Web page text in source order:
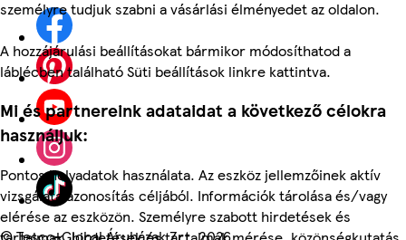
személyre tudjuk szabni a vásárlási élményedet az oldalon.
A hozzájárulási beállításokat bármikor módosíthatod a
láblécben található Süti beállítások linkre kattintva.
Mi és partnereink adataidat a következő célokra
használjuk:
Pontos helyadatok használata. Az eszköz jellemzőinek aktív
vizsgálata azonosítás céljából. Információk tárolása és/vagy
elérése az eszközön. Személyre szabott hirdetések és
©Tesco-Global Áruházak Zrt. 2026